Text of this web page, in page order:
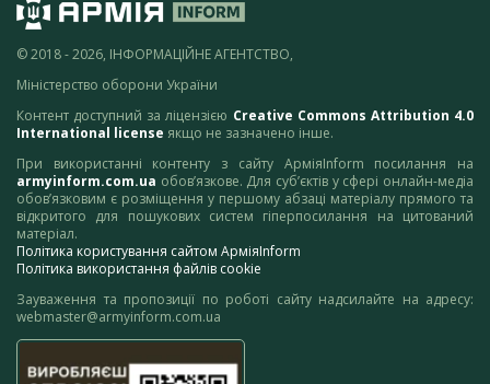
© 2018 - 2026, ІНФОРМАЦІЙНЕ АГЕНТСТВО,
Міністерство оборони України
Контент доступний за ліцензією Creative Commons Attribution 4.0
International license якщо не зазначено інше.
При використанні контенту з сайту АрміяInform посилання на
armyinform.com.ua обов’язкове. Для суб’єктів у сфері онлайн-медіа
обов’язковим є розміщення у першому абзаці матеріалу прямого та
відкритого для пошукових систем гіперпосилання на цитований
матеріал.
Політика користування сайтом АрміяInform
Політика використання файлів cookie
Зауваження та пропозиції по роботі сайту надсилайте на адресу:
webmaster@armyinform.com.ua